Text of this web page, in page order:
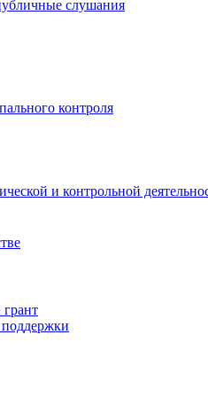
слушания
контроля
и контрольной